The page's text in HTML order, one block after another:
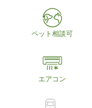
ペット相談可
エアコン